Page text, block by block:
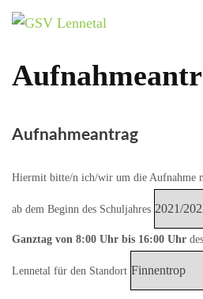
Aufnahmeantrag
Hiermit bitte/n ich/wir um die Aufnahme
ab dem Beginn des Schuljahres
Ganztag von 8:00 Uhr bis 16:00 Uhr
Lennetal für den Standort